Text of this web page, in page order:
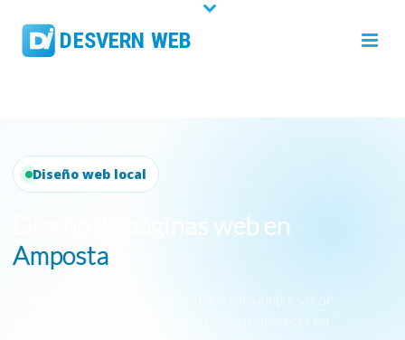
Diseño web local
Diseño de páginas web en
Amposta
Creamos páginas web profesionales para empresas de